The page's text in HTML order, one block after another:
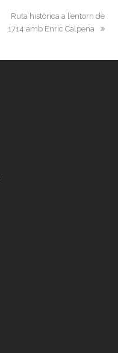
next
post:
Ruta històrica a l’entorn de
1714 amb Enric Calpena